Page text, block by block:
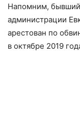
Напомним, бывший
администрации
арестован по
в октябре 2019